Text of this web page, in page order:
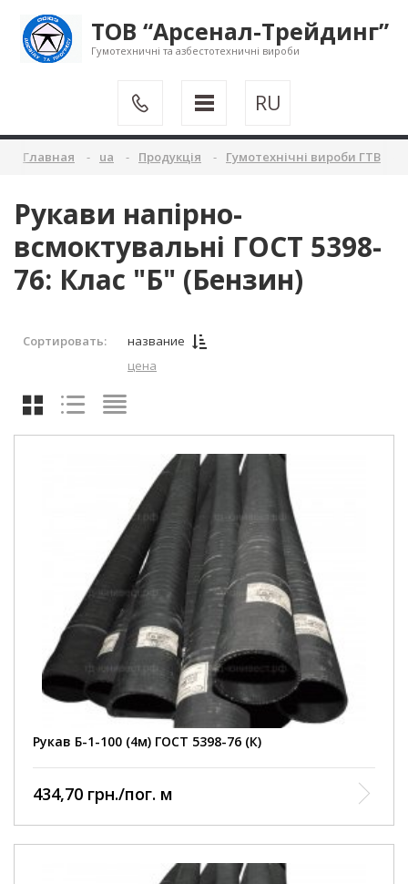
ТОВ “Арсенал-Трейдинг”
Гумотехничні та азбестотехничні вироби
RU
Главная ua Продукція Гумотехнічні вироби ГТВ
Рукави напірно-
всмоктувальні ГОСТ 5398-
76: Клас "Б" (Бензин)
Сортировать:
название
цена
Рукав Б-1-100 (4м) ГОСТ 5398-76 (К)
Внутрішній діаметр
3 Атм
Умови покупки
від 1 шт
Колір рукава
чорний
Довжина рукава
4000 мм
Конструкція
армований ниткою та
металевою спіраллю
Діапазон робочих
температур
від -35 до +90 С
Відповідність
нормативному документу
ГОСТ 5398-76
Кварт
434,70 грн./пог. м